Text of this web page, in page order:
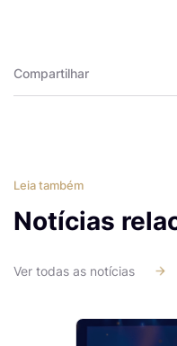
Compartilhar
Leia também
Notícias
Ver todas as notícias